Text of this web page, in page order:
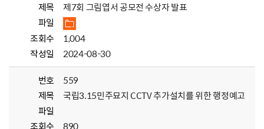
제목
제7회 그림엽서 공모전 수상자 발표
파일
조회수
1,004
작성일
2024-08-30
번호
559
제목
국립3.15민주묘지 CCTV 추가설치를 위한 행정예고
파일
조회수
890